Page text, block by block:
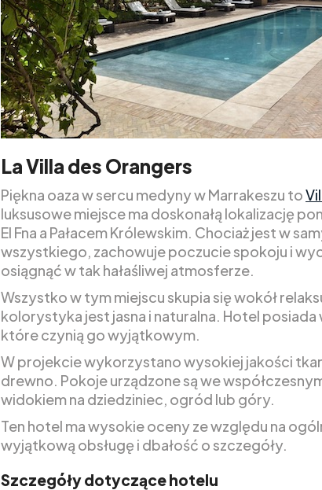
La Villa des Orangers
Piękna oaza w sercu medyny w Marrakeszu to
luksusowe miejsce ma doskonałą lokalizację
El Fna a Pałacem Królewskim. Chociaż jest w
wszystkiego, zachowuje poczucie spokoju i
osiągnąć w tak hałaśliwej atmosferze.
Wszystko w tym miejscu skupia się wokół
kolorystyka jest jasna i naturalna. Hotel posiada
które czynią go wyjątkowym.
W projekcie wykorzystano wysokiej jakości
drewno. Pokoje urządzone są we
widokiem na dziedziniec, ogród lub góry.
Ten hotel ma wysokie oceny ze względu na
wyjątkową obsługę i dbałość o szczegóły.
Szczegóły dotyczące hotelu